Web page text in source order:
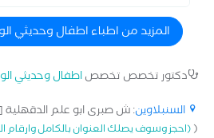
المزيد من اطباء اطفال وحديثي
دكتور تخصص تخصصاطفال وحديثي
السنبلاوين: ش صبرى ابو علم الدقهلية
((احجز وسوف يصلك العنوان بالكامل وارقام